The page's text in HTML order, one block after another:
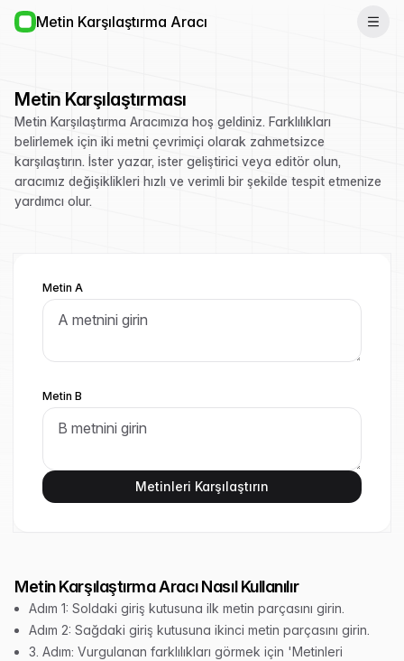
Metin Karşılaştırma Aracı
Metin Karşılaştırması
Metin Karşılaştırma Aracımıza hoş geldiniz. Farklılıkları
belirlemek için iki metni çevrimiçi olarak zahmetsizce
karşılaştırın. İster yazar, ister geliştirici veya editör olun,
aracımız değişiklikleri hızlı ve verimli bir şekilde tespit etmenize
yardımcı olur.
Metin A
Metin B
Metinleri Karşılaştırın
Metin Karşılaştırma Aracı Nasıl Kullanılır
Adım 1: Soldaki giriş kutusuna ilk metin parçasını girin.
Adım 2: Sağdaki giriş kutusuna ikinci metin parçasını girin.
3. Adım: Vurgulanan farklılıkları görmek için 'Metinleri